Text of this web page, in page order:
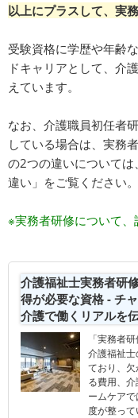
以上にプラスして、実
受験資格に学歴や年齢
ドキャリアとして、介
えています。
なお、介護職員初任者
している場合は、実務
の2つの違いについて
違い」をご覧ください。
※実務者研修について、
介護福祉士実務者研
得が必要な資格 - チ
介護で働くリアルを
「実務者
介護福祉
ており、
る費用、
ームケア
度が整って